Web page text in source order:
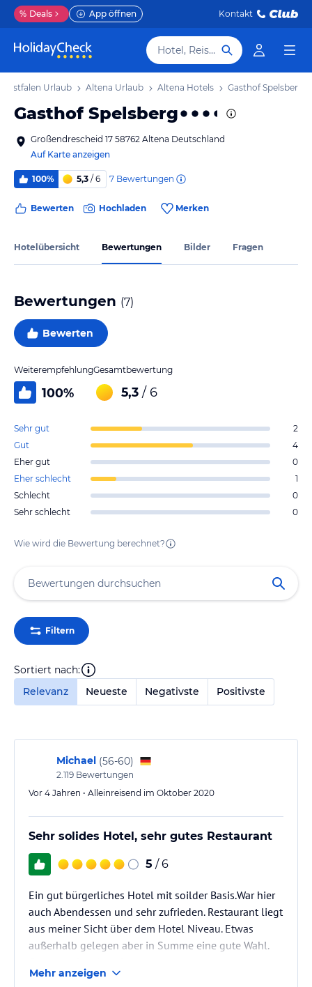
% Deals App öffnen Kontakt
Hotel, Reiseziel
Urlaub Altena Urlaub Altena Hotels Gasthof Spelsberg
Gasthof Spelsberg
Großendrescheid 17 58762 Altena Deutschland
Auf Karte anzeigen
100% 5,3 / 6 7 Bewertungen
Bewerten Hochladen Merken
Hotelübersicht Bewertungen Bilder Fragen
Bewertungen (7)
Bewerten
Weiterempfehlung
100%
Gesamtbewertung
5,3 / 6
Sehr gut
2
Gut
4
Eher gut
0
Eher schlecht
1
Schlecht
0
Sehr schlecht
0
Wie wird die Bewertung berechnet?
Filtern
Sortiert nach:
Relevanz
Neueste Negativste Positivste
Michael (56-60)
2.119 Bewertungen
Vor 4 Jahren • Alleinreisend im Oktober 2020
Sehr solides Hotel, sehr gutes Restaurant
5 / 6
Ein gut bürgerliches Hotel mit soilder Basis.War hier
auch Abendessen und sehr zufrieden. Restaurant liegt
aus meiner Sicht über dem Hotel Niveau. Etwas
außerhalb gelegen aber in Summe eine gute Wahl.
Mehr anzeigen